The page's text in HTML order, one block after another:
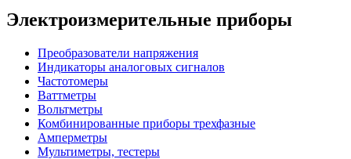
Электроизмерительные приборы
Преобразователи напряжения
Индикаторы аналоговых сигналов
Частотомеры
Ваттметры
Вольтметры
Комбинированные приборы трехфазные
Амперметры
Мультиметры, тестеры